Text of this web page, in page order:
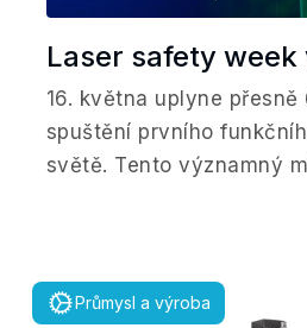
Laser safety week
16. května uplyne přesně
spuštění prvního
světě. Tento významný
Průmysl a výroba